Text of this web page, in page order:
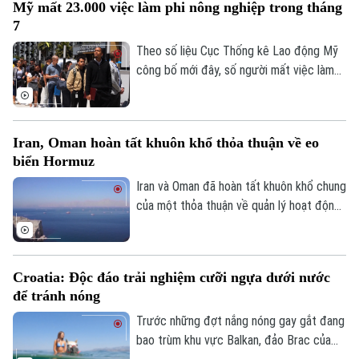
Chính trị
Xã hội
An ninh trật tự
Công nghệ
Hà Nội
Nhịp sống Hà Nội
Người Hà Nội
Khoảnh khắc Hà Nội
Thế giới
Tin tức
Quân sự
Người Việt 4 phương
Kinh tế
Tin tức
Cafe sáng
Tài chính Ngân hàng
Doanh nghiệp
Nhà đất
Tin tức
Đầu tư
Căn hộ
Tàu và Xe
Ô tô
Tàu
Giáo dục
Tin tức
Tuyển sinh
Văn hóa
Tin tức
Sức khỏe
thành phố Detroit, thể hiện sự đoàn kết
Mỹ mất 23.000 việc làm phi nông nghiệp trong tháng
7
Theo số liệu Cục Thống kê Lao động Mỹ
công bố mới đây, số người mất việc làm
đó.
Iran, Oman hoàn tất khuôn khổ thỏa thuận về eo
biển Hormuz
Iran và Oman đã hoàn tất khuôn khổ chung
của một thỏa thuận về quản lý hoạt động
Croatia: Độc đáo trải nghiệm cưỡi ngựa dưới nước
để tránh nóng
Trước những đợt nắng nóng gay gắt đang
bao trùm khu vực Balkan, đảo Brac của